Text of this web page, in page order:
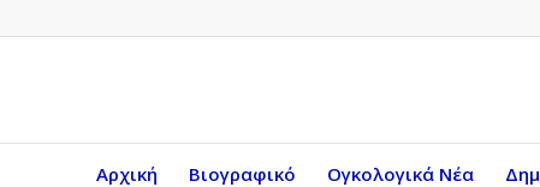
Αρχική Βιογραφικό Ογκολογικά Νέα